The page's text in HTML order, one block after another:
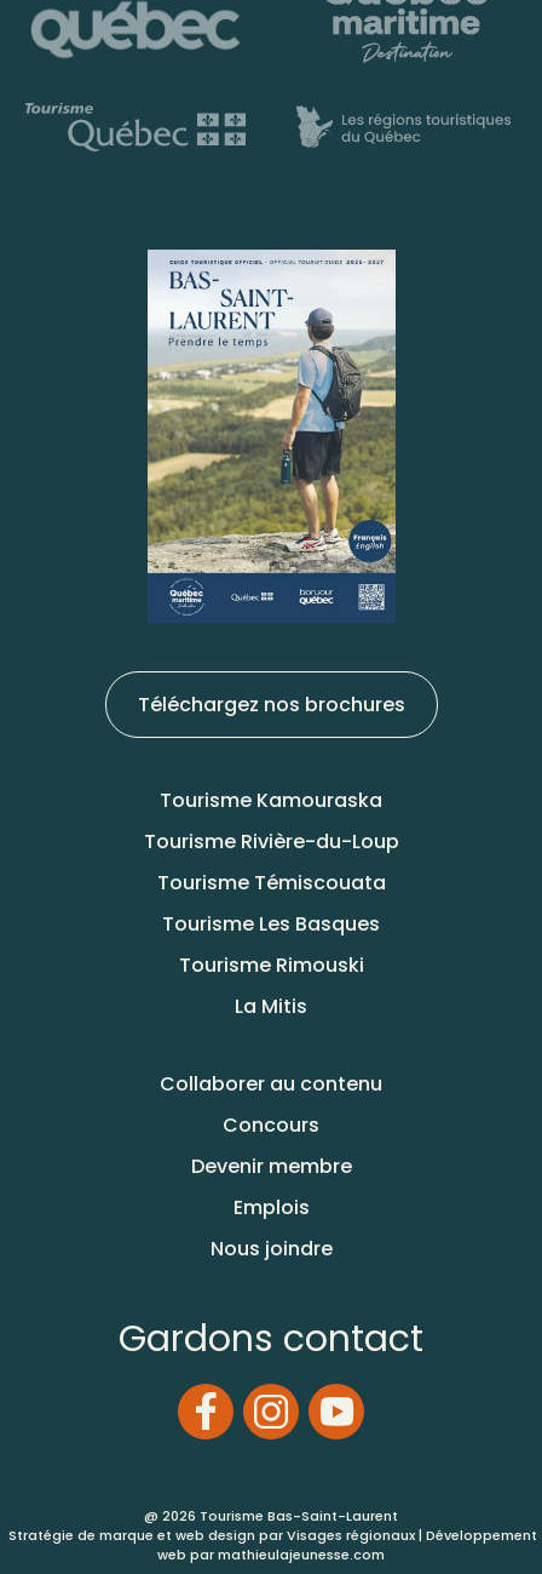
Téléchargez nos brochures
Tourisme Kamouraska
Tourisme Rivière-du-Loup
Tourisme Témiscouata
Tourisme Les Basques
Tourisme Rimouski
La Mitis
Collaborer au contenu
Concours
Devenir membre
Emplois
Nous joindre
Gardons contact
@ 2026 Tourisme Bas-Saint-Laurent
Stratégie de marque et web design parVisages régionaux| Développement
web parmathieulajeunesse.com